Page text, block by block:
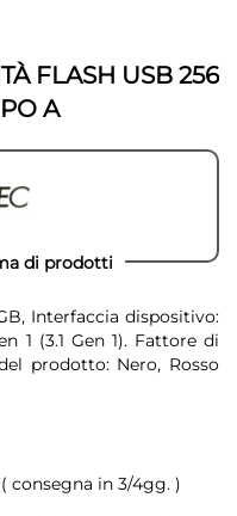
FLASH USB 256
A
di prodotti
Interfaccia dispositivo:
1 (3.1 Gen 1). Fattore di
prodotto: Nero, Rosso
consegna in 3/4gg. )